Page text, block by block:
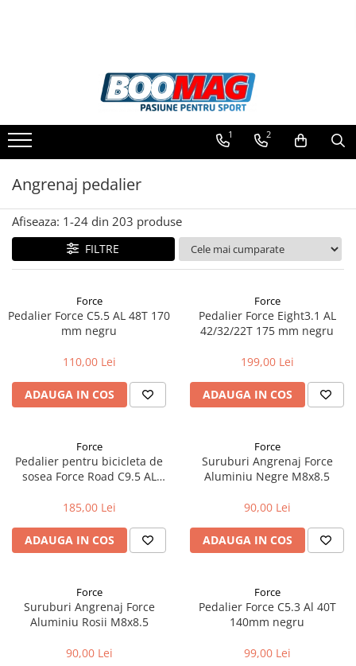
Biciclete copii
Biciclete mountain bike (MTB)
Biciclete electrice
Biciclete de oras
Biciclete pliabile
Biciclete de trekking
Biciclete Cursiere, Cyclocross
Scaun bicicleta copii
Portbagaj bicicleta
Antifurt bicicleta
Produse intretinere bicicleta
Claxon bicicleta
Bidoane si suporti bicicleta
1 2
Angrenaj pedalier
Afiseaza: 1-24 din 203 produse
FILTRE
Force
Pedalier Force C5.5 AL 48T 170
mm negru
110,00 Lei
ADAUGA IN COS
Force
Pedalier Force Eight3.1 AL
42/32/22T 175 mm negru
199,00 Lei
ADAUGA IN COS
Force
Pedalier pentru bicicleta de
sosea Force Road C9.5 AL
185,00 Lei
ADAUGA IN COS
Force
Suruburi Angrenaj Force
Aluminiu Negre M8x8.5
90,00 Lei
ADAUGA IN COS
Force
Suruburi Angrenaj Force
Aluminiu Rosii M8x8.5
90,00 Lei
Force
Pedalier Force C5.3 Al 40T
140mm negru
99,00 Lei